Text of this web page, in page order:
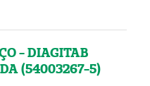
- DIAGITAB
(54003267-5)